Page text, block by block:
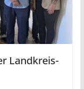
Landkreis-